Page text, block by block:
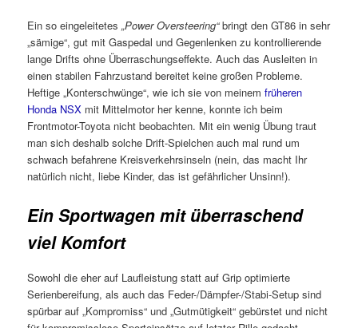
Ein so eingeleitetes„Power Oversteering“bringt den GT86 in sehr
„sämige“, gut mit Gaspedal und Gegenlenken zu kontrollierende
lange Drifts ohne Überraschungseffekte. Auch das Ausleiten in
einen stabilen Fahrzustand bereitet keine großen Probleme.
Heftige „Konterschwünge“, wie ich sie von meinemfrüheren
Honda NSX mit Mittelmotor her kenne, konnte ich beim
Frontmotor-Toyota nicht beobachten. Mit ein wenig Übung traut
man sich deshalb solche Drift-Spielchen auch mal rund um
schwach befahrene Kreisverkehrsinseln (nein, das macht Ihr
natürlich nicht, liebe Kinder, das ist gefährlicher Unsinn!).
Ein Sportwagen mit überraschend
viel Komfort
Sowohl die eher auf Laufleistung statt auf Grip optimierte
Serienbereifung, als auch das Feder-/Dämpfer-/Stabi-Setup sind
spürbar auf „Kompromiss“ und „Gutmütigkeit“ gebürstet und nicht